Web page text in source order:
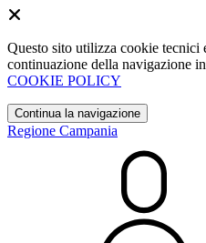
Questo sito utilizza cookie tecnici
continuazione della navigazione
COOKIE POLICY
Continua la navigazione
Regione Campania